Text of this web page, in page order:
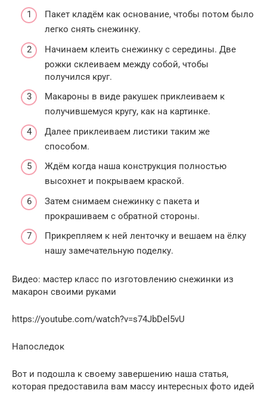
Пакет кладём как основание, чтобы потом было
легко снять снежинку.
Начинаем клеить снежинку с середины. Две
рожки склеиваем между собой, чтобы
получился круг.
Макароны в виде ракушек приклеиваем к
получившемуся кругу, как на картинке.
Далее приклеиваем листики таким же
способом.
Ждём когда наша конструкция полностью
высохнет и покрываем краской.
Затем снимаем снежинку с пакета и
прокрашиваем с обратной стороны.
Прикрепляем к ней ленточку и вешаем на ёлку
нашу замечательную поделку.
Видео: мастер класс по изготовлению снежинки из
макарон своими руками
https://youtube.com/watch?v=s74JbDel5vU
Напоследок
Вот и подошла к своему завершению наша статья,
которая предоставила вам массу интересных фото идей